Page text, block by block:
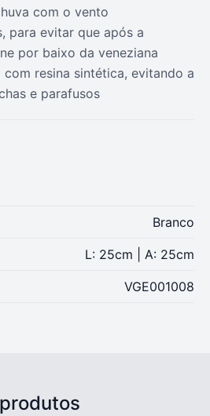
com o vento
por baixo da veneziana
e parafusos
Branco
L: 25cm | A: 25cm
VGE001008